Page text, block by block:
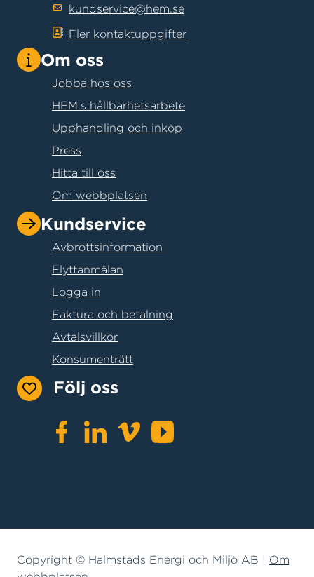
kundservice@hem.se
Fler kontaktuppgifter
Om oss
Jobba hos oss
HEM:s hållbarhetsarbete
Upphandling och inköp
Press
Hitta till oss
Om webbplatsen
Kundservice
Avbrottsinformation
Flyttanmälan
Logga in
Faktura och betalning
Avtalsvillkor
Konsumenträtt
Följ oss
Copyright © Halmstads Energi och Miljö AB | Om